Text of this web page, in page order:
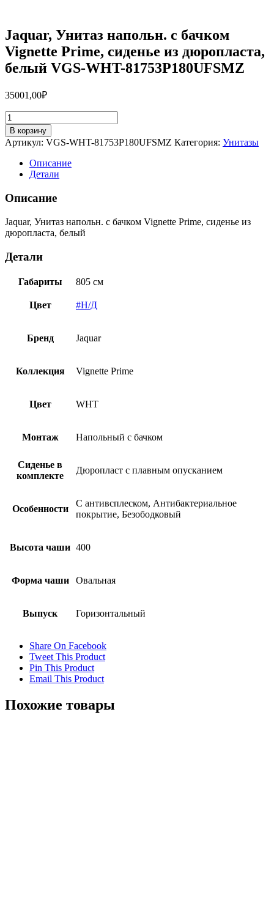
Jaquar, Унитаз напольн. с бачком
Vignette Prime, сиденье из дюропласта,
белый VGS-WHT-81753P180UFSMZ
35001,00₽
Количество
товара
Jaquar,
Унитаз
напольн.
бачком
Vignette
Prime,
из
дюропласта,
VGS-
81753P180UFSMZ
В корзину
Артикул: VGS-WHT-81753P180UFSMZ Категория: Унитазы
Описание
Детали
Описание
Jaquar, Унитаз напольн. с бачком Vignette Prime, сиденье из
дюропласта, белый
Детали
Габариты 805 см
Цвет #Н/Д
Бренд Jaquar
Коллекция Vignette Prime
Цвет WHT
Монтаж Напольный с бачком
Сиденье в
комплекте
Дюропласт с плавным опусканием
Особенности
С антивсплеском, Антибактериальное
покрытие, Безободковый
Высота чаши 400
Форма чаши Овальная
Выпуск Горизонтальный
Share On Facebook
Tweet This Product
Pin This Product
Email This Product
Похожие товары